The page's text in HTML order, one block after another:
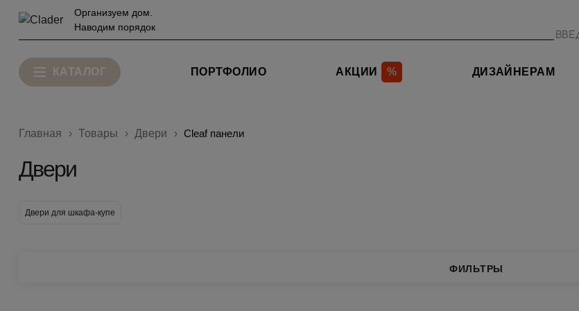
Организуем дом.
Наводим порядок
КАТАЛОГ ПОРТФОЛИО АКЦИИ % ДИЗАЙНЕРАМ
Главная Товары Двери Cleaf панели
Двери
Двери для шкафа-купе
ФИЛЬТРЫ